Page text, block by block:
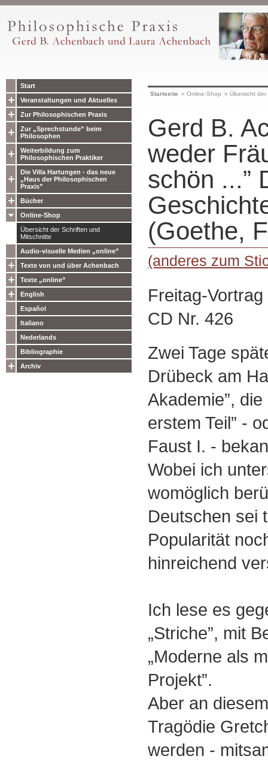
Start
Veranstaltungen und Aktuelles
Zur Philosophischen Praxis
Zur „Sprechstunde” beim
Philosophen
Weiterbildung zum
Philosophischen Praktiker
Die Villa Hartungen - das neue
„Haus der Philosophischen
Praxis”
Bücher
Online-Shop
Übersicht der Schriften und
Mitschnitte
Audio-visuelle Medien „online”
Texte von und über Achenbach
Texte „online”
English
Español
Italiano
Nederlands
Bibliographie
Archiv
Startseite » Online-Shop » Übersicht
Gerd B.
weder
schön ...”
(Goethe,
(anderes zum
Freitag-
CD Nr. 426
Zwei Tage
Drübeck am
Akademie”,
erstem Teil” -
Faust I. -
Wobei ich
womöglich
Deutschen sei
Popularität
hinreichend
Ich lese es
„Striche”, mit
„Moderne als
Projekt”.
Aber an
Tragödie
werden -